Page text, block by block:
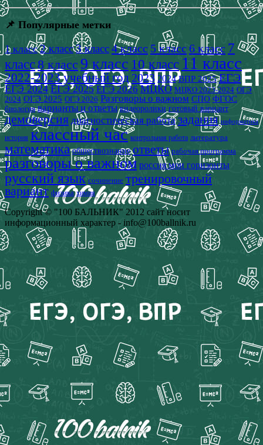
📌 Популярные метки
1 класс 2 класс3 класс4 класс 5 класс 6 класс 7
класс8 класс 9 класс 10 класс 11 класс
2022-2023 учебный год 2023 2024 ВПР 2025 ЕГЭ
ЕГЭ 2024 ЕГЭ 2025 ЕГЭ 2026 МЦКО МЦКО 2023-2024 ОГЭ
2024 ОГЭ 2025 ОГЭ 2026 Разговоры о важном СПО ФГОС
биология варианты и ответы видеоролики готовый вариант
демоверсия диагностическая работа задания информатика
история классный час контрольная работа литература
математика обществознание ответы рабочая программа
разговоры о важном россия мои горизонты
русский язык сочинение тренировочный
вариант физика химия
Copyright © "100 БАЛЬНИК" 2012 сайт носит
информационный характер - info@100ballnik.ru